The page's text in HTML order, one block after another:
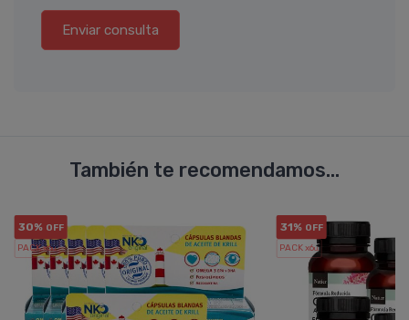
Enviar consulta
También te recomendamos...
30% OFF
PACK x6u.
31% OFF
PACK x6u.